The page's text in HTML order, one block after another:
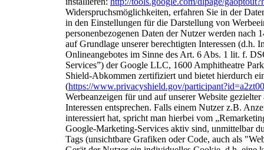
Widerspruchsmöglichkeiten, erfahren Sie in der
in den Einstellungen für die Darstellung von
personenbezogenen Daten der Nutzer werden nach
auf Grundlage unserer berechtigten Interessen (d.h.
Onlineangebotes im Sinne des Art. 6 Abs. 1 lit. f.
Services”) der Google LLC, 1600 Amphitheatre
Shield-Abkommen zertifiziert und bietet hierdurch
(https://www.privacyshield.gov/
Werbeanzeigen für und auf unserer Website
Interessen entsprechen. Falls einem Nutzer z.B.
interessiert hat, spricht man hierbei vom
Google-Marketing-Services aktiv sind, unmittelbar
Tags (unsichtbare Grafiken oder Code, auch als